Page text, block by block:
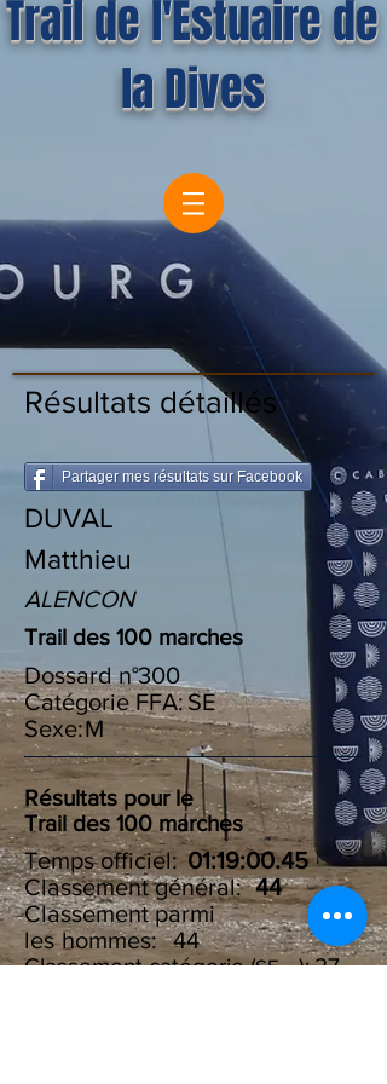
Trail de l'Estuaire de
la Dives
Résultats détaillés
Partager mes résultats sur Facebook
DUVAL
Matthieu
ALENCON
Trail des 100 marches
Dossard n°300
Catégorie FFA:SE
Sexe:M
Résultats pour le
Trail des 100 marches
Temps officiel: 01:19:00.45
Classement général: 44
Classement parmi
les : 44
hommes
Classement catégorie ( ):27
SE